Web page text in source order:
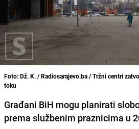
Foto: Dž. K. / Radiosarajevo.ba / Tržni centri
toku
Građani BiH mogu planirati
prema službenim praznicima u